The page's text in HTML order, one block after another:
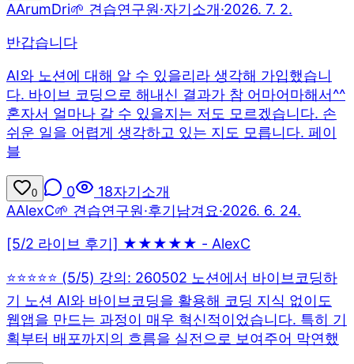
AArumDri🌱 견습연구원·자기소개·2026. 7. 2.
반갑습니다
AI와 노션에 대해 알 수 있을리라 생각해 가입했습니
다. 바이브 코딩으로 해내신 결과가 참 어마어마해서^^
혼자서 얼마나 갈 수 있을지는 저도 모르겠습니다. 손
쉬운 일을 어렵게 생각하고 있는 지도 모릅니다. 페이
블
0 0 18자기소개
AAlexC🌱 견습연구원·후기남겨요·2026. 6. 24.
[5/2 라이브 후기] ★★★★★ - AlexC
⭐⭐⭐⭐⭐ (5/5) 강의: 260502 노션에서 바이브코딩하
기 노션 AI와 바이브코딩을 활용해 코딩 지식 없이도
웹앱을 만드는 과정이 매우 혁신적이었습니다. 특히 기
획부터 배포까지의 흐름을 실전으로 보여주어 막연했